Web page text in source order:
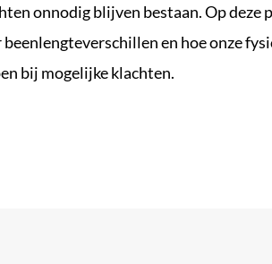
onnodig blijven bestaan. Op deze
beenlengteverschillen en hoe onze
bij mogelijke klachten.